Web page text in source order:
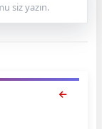
siz yazın.